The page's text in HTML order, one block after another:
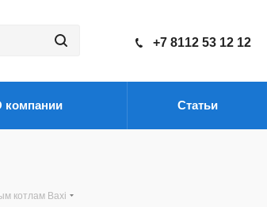
+7 8112 53 12 12
компании Статьи
котлам Baxi